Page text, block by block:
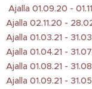
Ajalla 01.09.20 -
Ajalla 02.11.20 -
Ajalla 01.03.21 -
Ajalla 01.04.21 -
Ajalla 01.08.21 -
Ajalla 01.09.21 -